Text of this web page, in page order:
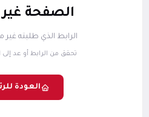
الصفحة
الرابط الذي طلبته غير
تحقق من الرابط أو عد
العودة